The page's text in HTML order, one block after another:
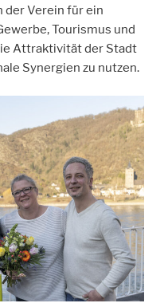
der Verein für ein
Tourismus und
Attraktivität der Stadt
Synergien zu nutzen.